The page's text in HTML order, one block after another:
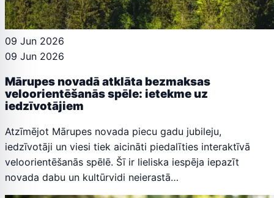
09 Jun 2026
09 Jun 2026
Mārupes novadā atklāta bezmaksas
veloorientēšanās spēle: ietekme uz
iedzīvotājiem
Atzīmējot Mārupes novada piecu gadu jubileju,
iedzīvotāji un viesi tiek aicināti piedalīties interaktīvā
veloorientēšanās spēlē. Šī ir lieliska iespēja iepazīt
novada dabu un kultūrvidi neierastā…